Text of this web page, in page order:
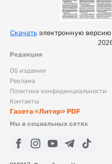
Редакция
Об издании
Реклама
Политика конфиденциальности
Контакты
Газета «Литер» PDF
Мы в социальных сетях
Скачатьэлектронную версию